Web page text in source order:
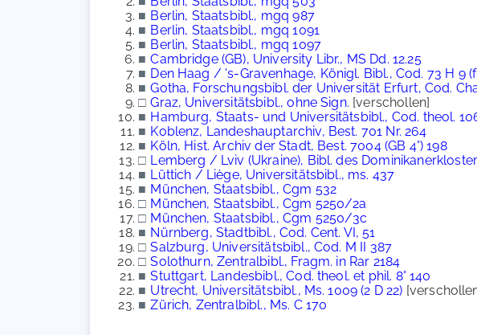
■ Berlin, Staatsbibl., mgq 987
■ Berlin, Staatsbibl., mgq 1091
■ Berlin, Staatsbibl., mgq 1097
■ Cambridge (GB), University Libr., MS Dd. 12.25
■ Den Haag / 's-Gravenhage, Königl. Bibl., Cod. 73 H 9
■ Gotha, Forschungsbibl. der Universität Erfurt, Cod.
□ Graz, Universitätsbibl., ohne Sign. [verschollen]
■ Hamburg, Staats- und Universitätsbibl., Cod. theol.
■ Koblenz, Landeshauptarchiv, Best. 701 Nr. 264
■ Köln, Hist. Archiv der Stadt, Best. 7004 (GB 4°) 198
□ Lemberg / Lviv (Ukraine), Bibl. des
■ Lüttich / Liège, Universitätsbibl., ms. 437
■ München, Staatsbibl., Cgm 532
□ München, Staatsbibl., Cgm 5250/2a
□ München, Staatsbibl., Cgm 5250/3c
■ Nürnberg, Stadtbibl., Cod. Cent. VI, 51
□ Salzburg, Universitätsbibl., Cod. M II 387
□ Solothurn, Zentralbibl., Fragm. in Rar 2184
■ Stuttgart, Landesbibl., Cod. theol. et phil. 8° 140
■ Utrecht, Universitätsbibl., Ms. 1009 (2 D 22)
■ Zürich, Zentralbibl., Ms. C 170